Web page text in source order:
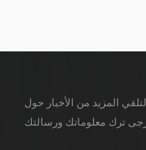
لتلقي المزيد من الأخبار حول Sibolan أو معلومات أكثر قيمة ،